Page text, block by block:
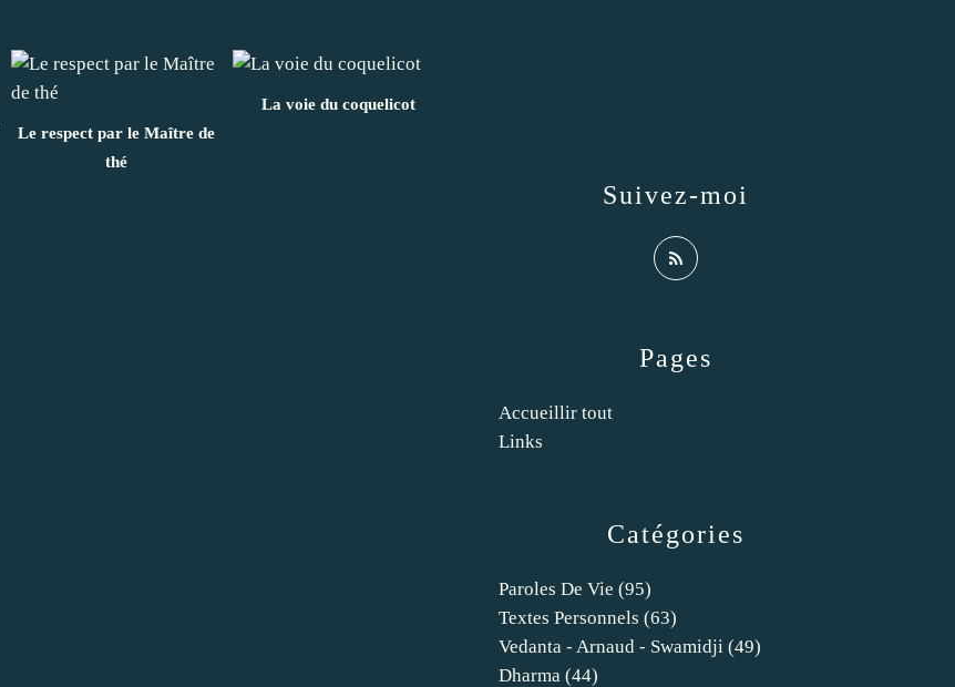
Le respect par le Maître de
thé
La voie du coquelicot
Catégories
Paroles De Vie (95)
Textes Personnels (63)
Vedanta - Arnaud - Swamidji (49)
Dharma (44)
Pages
Accueillir tout
Links
Suivez-moi